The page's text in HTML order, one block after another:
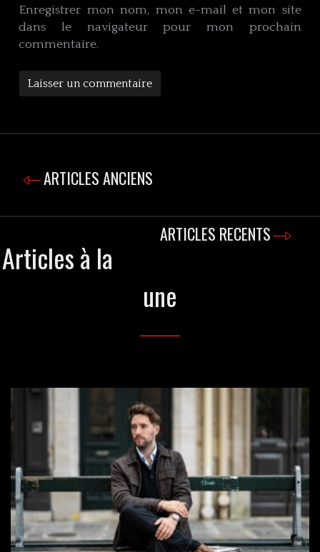
Enregistrer mon nom, mon e-mail et mon site
dans le navigateur pour mon prochain
commentaire.
ARTICLES ANCIENS
ARTICLES RECENTS
Articles à la
une